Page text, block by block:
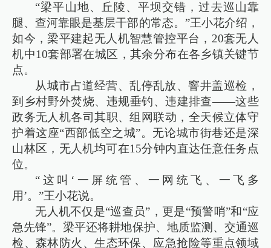
“梁平山地、丘陵、平坝交错，过去巡山靠
腿、查河靠眼是基层干部的常态。”王小花介绍，
如今，梁平建起无人机智慧管控平台，20套无人
机中10套部署在城区，其余分布在各乡镇关键节
点。
从城市占道经营、乱停乱放、窨井盖巡检，
到乡村野外焚烧、违规垂钓、违建排查——这些
政务无人机各司其职、组网联动，全天候立体守
护着这座“西部低空之城”。无论城市街巷还是深
山林区，无人机均可在15分钟内直达任意任务点
位。
“这叫‘一屏统管、一网统飞、一飞多
用’。”王小花说。
无人机不仅是“巡查员”，更是“预警哨”和“应
急先锋”。梁平还将耕地保护、地质监测、交通巡
检、森林防火、生态环保、应急抢险等重点领域